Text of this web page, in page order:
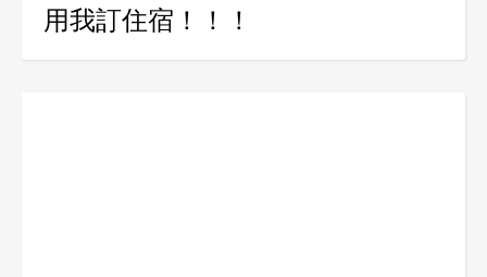
用我訂住宿！！！